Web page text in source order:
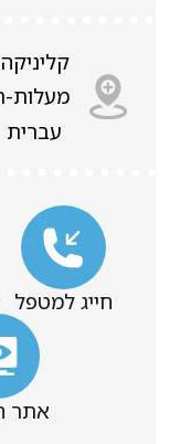
עברית
חייג למטפל
אתר